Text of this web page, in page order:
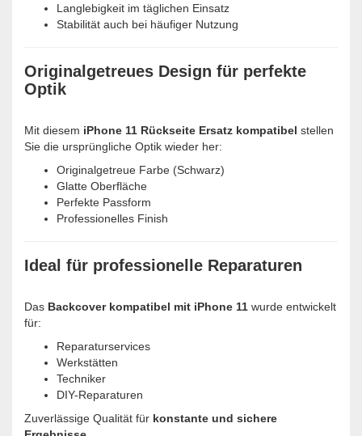
Langlebigkeit im täglichen Einsatz
Stabilität auch bei häufiger Nutzung
Originalgetreues Design für perfekte
Optik
Mit diesem iPhone 11 Rückseite Ersatz kompatibel stellen
Sie die ursprüngliche Optik wieder her:
Originalgetreue Farbe (Schwarz)
Glatte Oberfläche
Perfekte Passform
Professionelles Finish
Ideal für professionelle Reparaturen
Das Backcover kompatibel mit iPhone 11 wurde entwickelt
für:
Reparaturservices
Werkstätten
Techniker
DIY-Reparaturen
Zuverlässige Qualität für konstante und sichere